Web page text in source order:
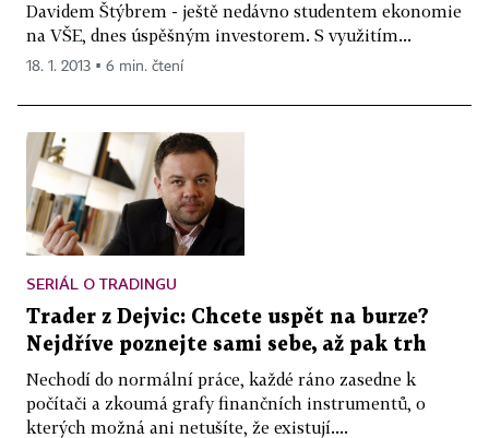
Davidem Štýbrem - ještě nedávno studentem ekonomie
na VŠE, dnes úspěšným investorem. S využitím...
18. 1. 2013 ▪ 6 min. čtení
SERIÁL O TRADINGU
Trader z Dejvic: Chcete uspět na burze?
Nejdříve poznejte sami sebe, až pak trh
Nechodí do normální práce, každé ráno zasedne k
počítači a zkoumá grafy finančních instrumentů, o
kterých možná ani netušíte, že existují....